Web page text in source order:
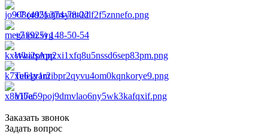
+7 (495) 374-78-22
+7 (925) 148-50-54
WhatsApp
Telegram
Viber
Заказать звонок
Задать вопрос